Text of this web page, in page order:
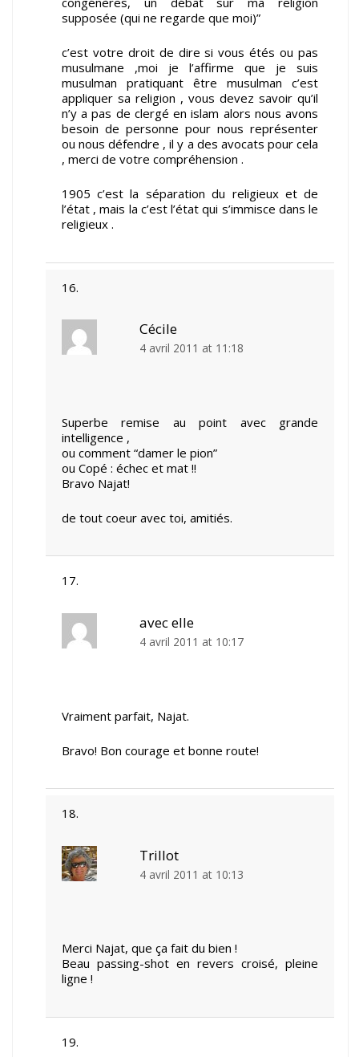
supposée (qui ne regarde que moi)”
c’est votre droit de dire si vous étés ou pas
musulmane ,moi je l’affirme que je suis
musulman pratiquant être musulman c’est
appliquer sa religion , vous devez savoir qu’il
n’y a pas de clergé en islam alors nous avons
besoin de personne pour nous représenter
ou nous défendre , il y a des avocats pour cela
, merci de votre compréhension .
1905 c’est la séparation du religieux et de
l’état , mais la c’est l’état qui s’immisce dans le
religieux .
Cécile
4 avril 2011 at 11:18
Superbe remise au point avec grande
intelligence ,
ou comment “damer le pion”
ou Copé : échec et mat !!
Bravo Najat!
de tout coeur avec toi, amitiés.
avec elle
4 avril 2011 at 10:17
Vraiment parfait, Najat.
Bravo! Bon courage et bonne route!
Trillot
4 avril 2011 at 10:13
Merci Najat, que ça fait du bien !
Beau passing-shot en revers croisé, pleine
ligne !